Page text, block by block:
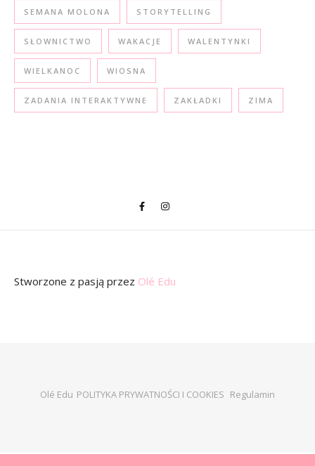
SEMANA MOLONA STORYTELLING
SŁOWNICTWO WAKACJE WALENTYNKI
WIELKANOC WIOSNA
ZADANIA INTERAKTYWNE ZAKŁADKI ZIMA
Stworzone z pasją przez Olé Edu
Olé Edu POLITYKA PRYWATNOŚCI I COOKIES Regulamin